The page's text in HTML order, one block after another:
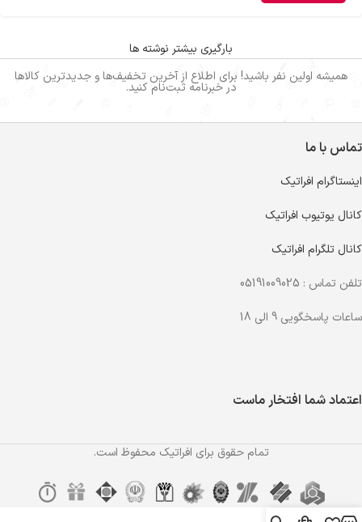
بارگیری بیشتر نوشته ها
همیشه اولین نفر باشید! برای اطلاع از آخرین تخفیف‌ها و جدیدترین کالاها
در خبرنامه ثبت‌نام کنید.
تماس با ما
اینستاگرام افراتیک
کانال یوتیوب افراتیک
کانال تلگرام افراتیک
تلفن تماس : 05191009025
ساعات پاسخگویی 9 الی 18
اعتماد شما افتخار ماست
تمام حقوق برای افراتیک محفوظ است.